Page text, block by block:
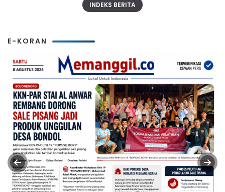
INDEKS BERITA
E-KORAN